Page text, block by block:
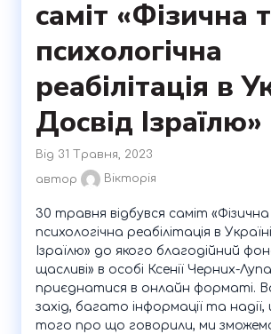
саміт «Фізична
психологічна
реабілітація в
Досвід Ізраїлю»
Від 31 Травня, 2023
автор
Вікторія
30 травня відбувся саміт
психологічна реабілітація в
Ізраїлю» до якого благодійний
щасливі» в особі Ксенії Черних-
приєднатися в онлайн форматі.
захід, багато інформації та
того про що говорили, ми